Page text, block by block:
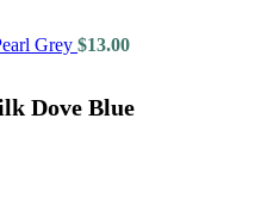
Grey $13.00
Dove Blue